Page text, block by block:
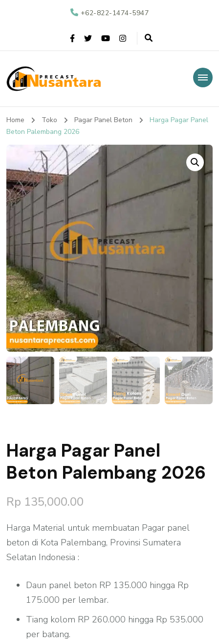
+62-822-1474-5947
Nusantara Precast
Home Toko Pagar Panel Beton
Harga Pagar Panel
Beton Palembang 2026
Harga Pagar Panel
Beton Palembang 2026
Rp 135,000.00
Harga Material untuk membuatan Pagar panel
beton di Kota Palembang, Provinsi Sumatera
Selatan Indonesia :
Daun panel beton RP 135.000 hingga Rp
175.000 per lembar.
Tiang kolom RP 260.000 hingga Rp 535.000
per batang.